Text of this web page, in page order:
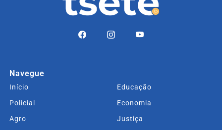
Navegue
Início
Educação
Policial
Economia
Agro
Justiça